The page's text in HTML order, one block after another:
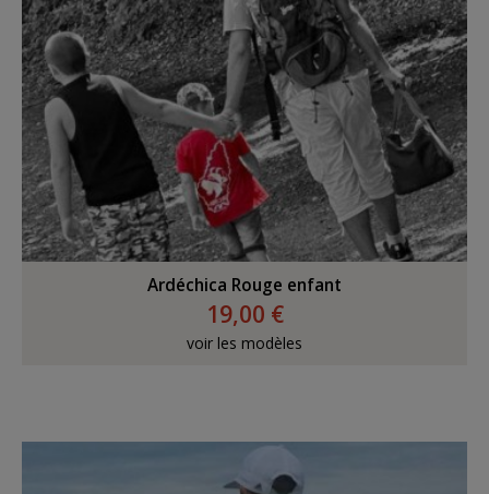
Ardéchica Rouge enfant
19,00 €
voir les modèles